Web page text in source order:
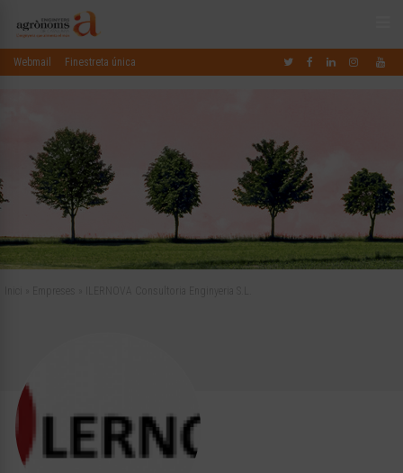
Webmail Finestreta única